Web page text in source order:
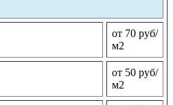
от 70 руб/
м2
от 50 руб/
м2